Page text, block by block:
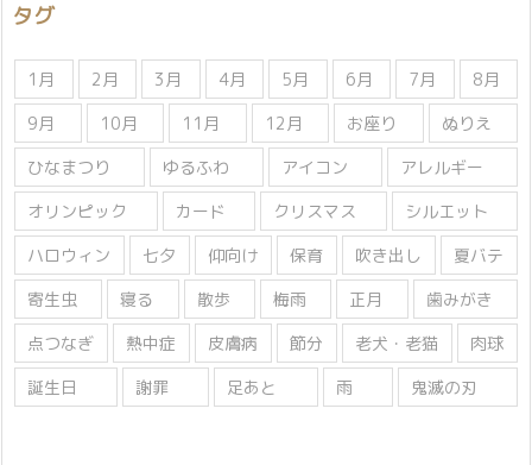
ー
タグ
1月 2月 3月 4月 5月 6月 7月
8月
9月
10月 11月 12月 お座り
ぬりえ
ひなまつり
ゆるふわ アイコン
アレルギー
オリンピック
カード クリスマス
シルエット
ハロウィン
七夕 仰向け 保育 吹き出し
夏バテ
寄生虫
寝る 散歩 梅雨 正月
歯みがき
点つなぎ
熱中症 皮膚病 節分 老犬・老猫
肉球
誕生日
謝罪 足あと 雨 鬼滅の刃